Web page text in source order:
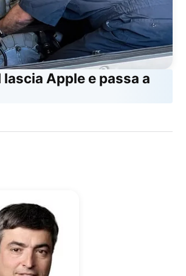
lascia Apple e passa a